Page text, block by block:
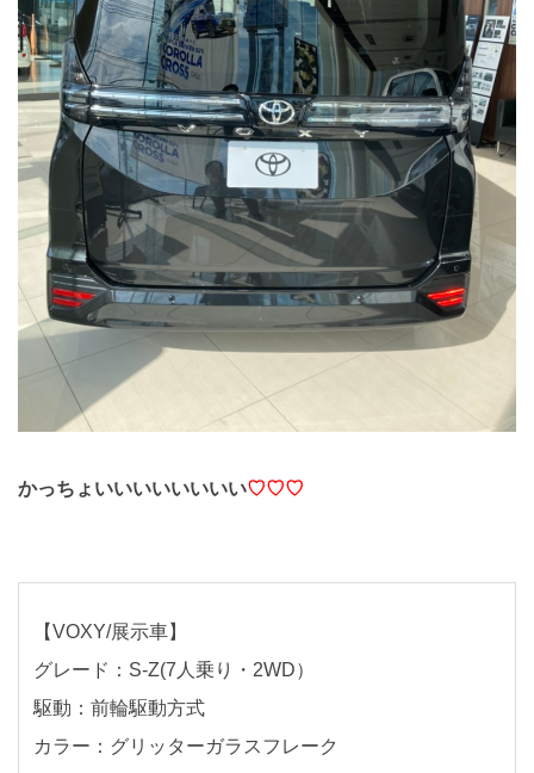
かっちょいいいいいいいい♡♡♡
【VOXY/展示車】
グレード：S-Z(7人乗り・2WD）
駆動：前輪駆動方式
カラー：グリッターガラスフレーク